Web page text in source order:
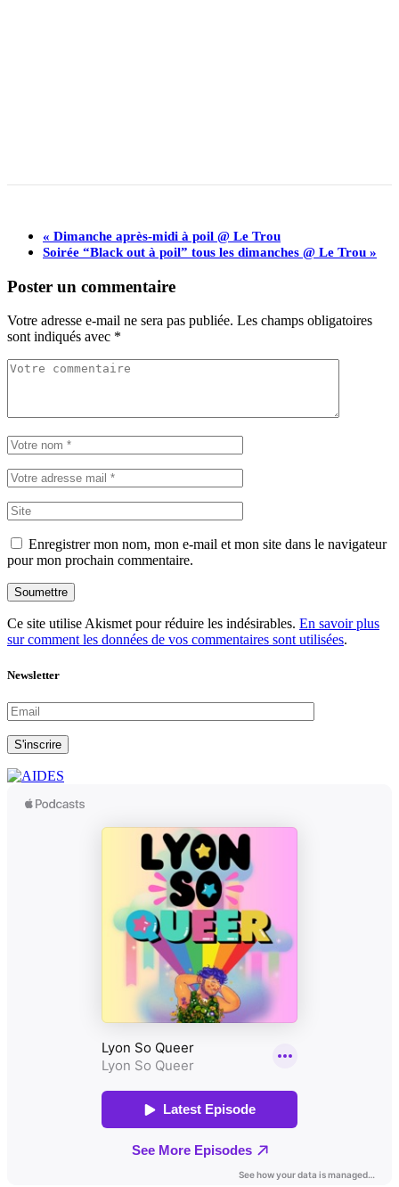
« Dimanche après-midi à poil @ Le Trou
Soirée “Black out à poil” tous les dimanches @ Le Trou »
Poster un commentaire
Votre adresse e-mail ne sera pas publiée. Les champs obligatoires
sont indiqués avec *
Enregistrer mon nom, mon e-mail et mon site dans le navigateur
pour mon prochain commentaire.
Soumettre
Ce site utilise Akismet pour réduire les indésirables. En savoir plus
sur comment les données de vos commentaires sont utilisées.
Newsletter
S'inscrire